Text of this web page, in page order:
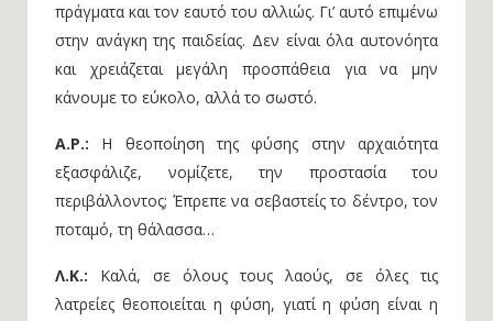
πράγματα και τον εαυτό του αλλιώς. Γι’ αυτό επιμένω
στην ανάγκη της παιδείας. Δεν είναι όλα αυτονόητα
και χρειάζεται μεγάλη προσπάθεια για να μην
κάνουμε το εύκολο, αλλά το σωστό.
Α.Ρ.: Η θεοποίηση της φύσης στην αρχαιότητα
εξασφάλιζε, νομίζετε, την προστασία του
περιβάλλοντος; Έπρεπε να σεβαστείς το δέντρο, τον
ποταμό, τη θάλασσα…
Λ.Κ.: Καλά, σε όλους τους λαούς, σε όλες τις
λατρείες θεοποιείται η φύση, γιατί η φύση είναι η